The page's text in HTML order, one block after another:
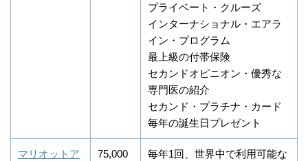
プライベート・クルーズ
インターナショナル・エアラ
イン・プログラム
最上級の付帯保険
セカンドオピニオン・優秀な
専門医の紹介
セカンド・プラチナ・カード
毎年の誕生日プレゼント
マリオットア
75,000
毎年1回、世界中で利用可能な